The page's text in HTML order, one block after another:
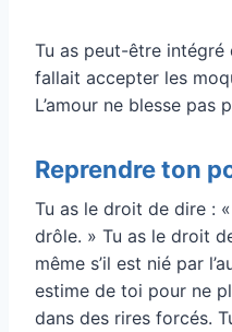
Tu as peut-être intégré
fallait accepter les
L’amour ne blesse pas
Reprendre ton
Tu as le droit de dire :
drôle. » Tu as le droit
même s’il est nié par
estime de toi pour ne
dans des rires forcés.